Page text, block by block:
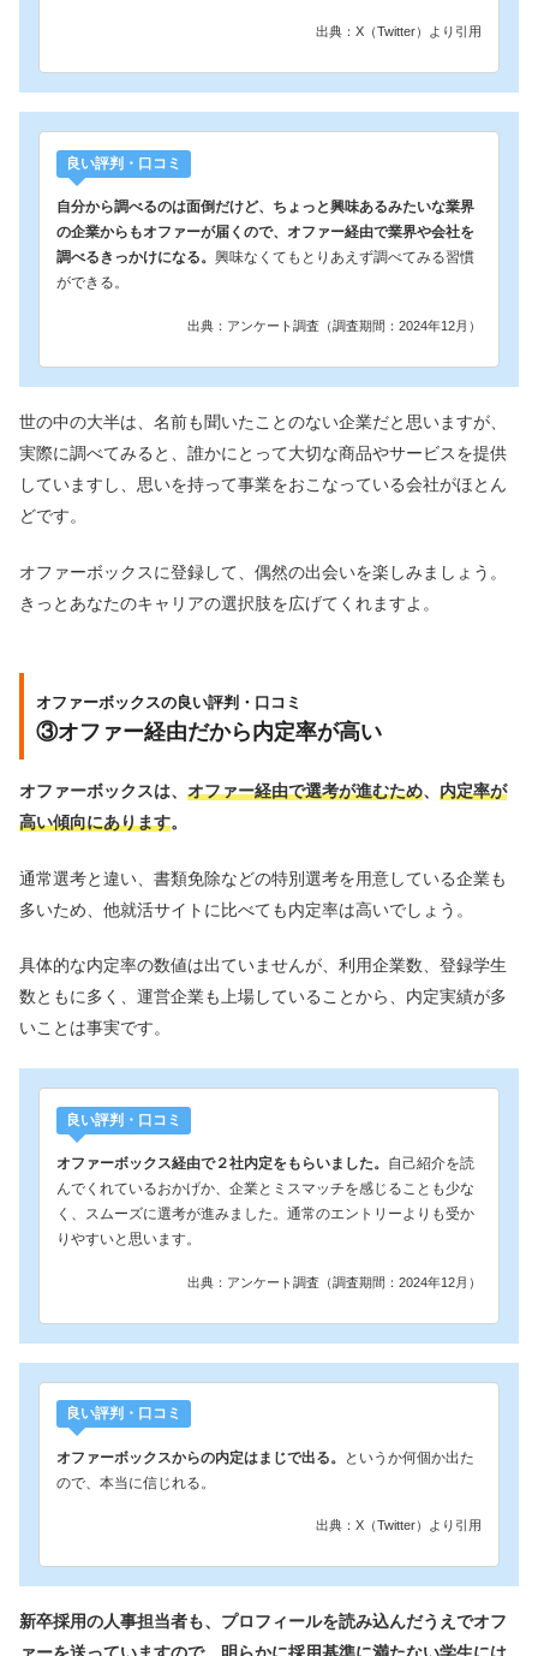
出典：X（Twitter）より引用
良い評判・口コミ
自分から調べるのは面倒だけど、ちょっと興味あるみたいな業界
の企業からもオファーが届くので、オファー経由で業界や会社を
調べるきっかけになる。 興味なくてもとりあえず調べてみる習慣
ができる。
出典：アンケート調査（調査期間：2024年12月）
世の中の大半は、名前も聞いたことのない企業だと思いますが、
実際に調べてみると、誰かにとって大切な商品やサービスを提供
していますし、思いを持って事業をおこなっている会社がほとん
どです。
オファーボックスに登録して、偶然の出会いを楽しみましょう。
きっとあなたのキャリアの選択肢を広げてくれますよ。
オファーボックスの良い評判・口コミ
③オファー経由だから内定率が高い
オファーボックスは、 オファー経由で選考が進むため、 内定率が
高い傾向にあります。
通常選考と違い、書類免除などの特別選考を用意している企業も
多いため、他就活サイトに比べても内定率は高いでしょう。
具体的な内定率の数値は出ていませんが、利用企業数、登録学生
数ともに多く、運営企業も上場していることから、内定実績が多
いことは事実です。
良い評判・口コミ
オファーボックス経由で２社内定をもらいました。 自己紹介を読
んでくれているおかげか、企業とミスマッチを感じることも少な
く、スムーズに選考が進みました。通常のエントリーよりも受か
りやすいと思います。
出典：アンケート調査（調査期間：2024年12月）
良い評判・口コミ
オファーボックスからの内定はまじで出る。
というか何個か出た
ので、本当に信じれる。
出典：X（Twitter）より引用
新卒採用の人事担当者も、プロフィールを読み込んだうえでオフ